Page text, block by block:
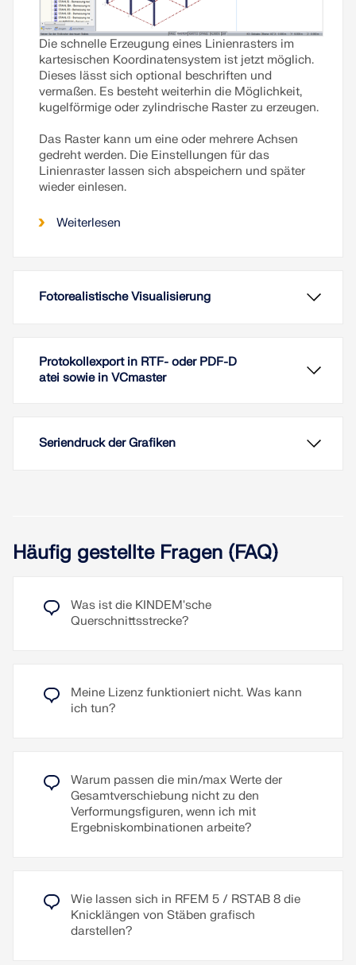
Die schnelle Erzeugung eines Linienrasters im
kartesischen Koordinatensystem ist jetzt möglich.
Dieses lässt sich optional beschriften und
vermaßen. Es besteht weiterhin die Möglichkeit,
kugelförmige oder zylindrische Raster zu erzeugen.
Das Raster kann um eine oder mehrere Achsen
gedreht werden. Die Einstellungen für das
Linienraster lassen sich abspeichern und später
wieder einlesen.
Weiterlesen
Fotorealistische Visualisierung
Dank der fotorealistischen Visualisierung des
Anzeigefarben können frei angepasst und getrennt
für Bildschirm und Ausdruck gespeichert werden.
Protokollexport in RTF- oder PDF-D
atei sowie in VCmaster
Die Ausgabe im Ausdruckprotokoll kann in
verschiedenen Sprachen erzeugt werden: Deutsch,
Weitere Sprachen können selbst angelegt werden.
Zusatztexte lassen sich als RTF-Dateien
importieren. Die Seitennummerierung ist ebenfalls
exportieren.
Weiterlesen
Seriendruck der Grafiken
Richtungen erzeugt werden. Beispielsweise ist es
möglich, mit einem Klick alle Schnittgrößen als
isometrische Ansicht zu drucken.
Weiterlesen
Häufig gestellte Fragen (FAQ)
Was ist die KINDEM'sche
Querschnittsstrecke?
Meine Lizenz funktioniert nicht. Was kann
ich tun?
Warum passen die min/max Werte der
Gesamtverschiebung nicht zu den
Verformungsfiguren, wenn ich mit
Ergebniskombinationen arbeite?
Wie lassen sich in RFEM 5 / RSTAB 8 die
Knicklängen von Stäben grafisch
darstellen?